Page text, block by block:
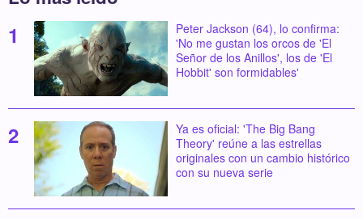
Peter Jackson (64), lo confirma:
'No me gustan los orcos de 'El
Señor de los Anillos', los de 'El
Hobbit' son formidables'
Ya es oficial: 'The Big Bang
Theory' reúne a las estrellas
originales con un cambio histórico
con su nueva serie